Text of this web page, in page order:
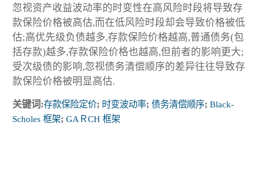
忽视资产收益波动率的时变性在高风险时段将导致存
款保险价格被高估,而在低风险时段却会导致价格被低
估;高优先级负债越多,存款保险价格越高,普通债务(包
括存款)越多,存款保险价格也越高,但前者的影响更大;
受次级债的影响,忽视债务清偿顺序的差异往往导致存
款保险价格被明显高估.
关键词:存款保险定价; 时变波动率; 债务清偿顺序; Black-
Scholes 框架; GAＲCH 框架